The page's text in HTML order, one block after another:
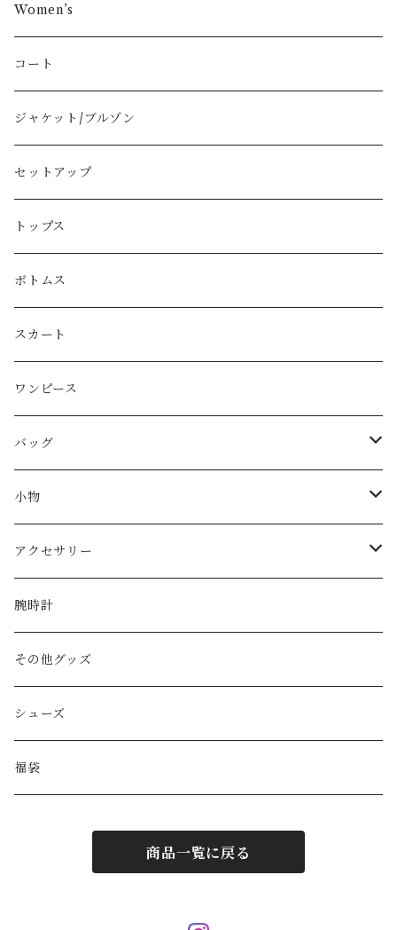
COMME des GARÇONS
Vivienne Westwood
BURBERRY
PRADA
GUCCI
LOEWE
Christian Dior
CELINE
FENDI
miu miu
Martin Margiela
Yves Saint Laurent
GAULTIER
HYSTERIC GLAMOUR
BALENCIAGA
JIL SANDER
Women’s
コート
ジャケット/ブルゾン
セットアップ
トップス
ボトムス
スカート
ワンピース
バッグ
ショルダーバッグ
ハンド/トートバッグ
リュック
その他バッグ
小物
帽子
ベルト
財布
キーケース
ポーチ
アクセサリー
ネックレス
ブレスレット
リング
その他アクセサリー
腕時計
その他グッズ
シューズ
福袋
商品一覧に戻る